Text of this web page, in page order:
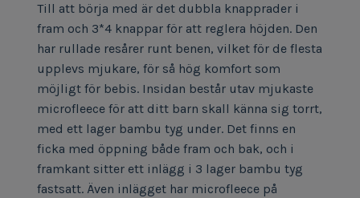
Till att börja med är det dubbla knapprader i
fram och 3*4 knappar för att reglera höjden. Den
har rullade resårer runt benen, vilket för de flesta
upplevs mjukare, för så hög komfort som
möjligt för bebis. Insidan består utav mjukaste
microfleece för att ditt barn skall känna sig torrt,
med ett lager bambu tyg under. Det finns en
ficka med öppning både fram och bak, och i
framkant sitter ett inlägg i 3 lager bambu tyg
fastsatt. Även inlägget har microfleece på